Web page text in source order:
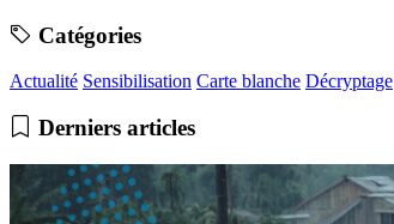
Catégories
Actualité Sensibilisation Carte blanche Décryptage
Derniers articles